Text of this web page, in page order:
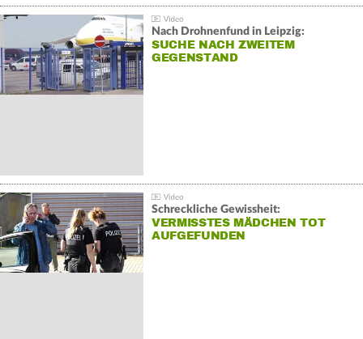
Nach Drohnenfund in Leipzig:
SUCHE NACH ZWEITEM
GEGENSTAND
Schreckliche Gewissheit:
VERMISSTES MÄDCHEN TOT
AUFGEFUNDEN